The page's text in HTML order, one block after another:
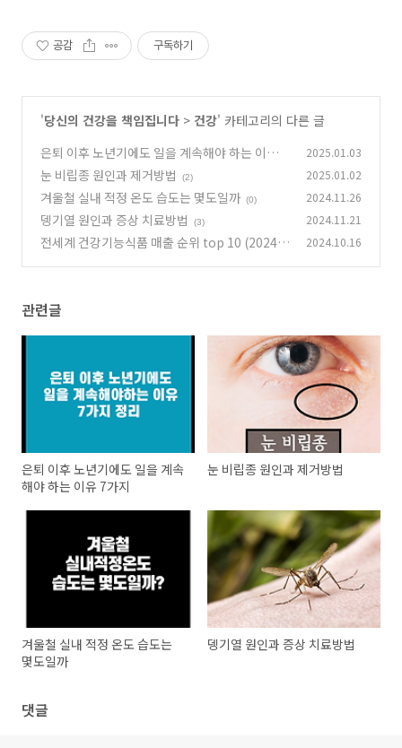
공감 구독하기
'당신의 건강을 책임집니다 > 건강' 카테고리의 다른 글
은퇴 이후 노년기에도 일을 계속해야 하는 이유 7
가지
(2)
2025.01.03
눈 비립종 원인과 제거방법 (2) 2025.01.02
겨울철 실내 적정 온도 습도는 몇도일까 (0) 2024.11.26
뎅기열 원인과 증상 치료방법 (3) 2024.11.21
전세계 건강기능식품 매출 순위 top 10 (2024) 2024.10.16
관련글
은퇴 이후 노년기에도 일을 계속
해야 하는 이유 7가지
눈 비립종 원인과 제거방법
겨울철 실내 적정 온도 습도는
몇도일까
뎅기열 원인과 증상 치료방법
댓글